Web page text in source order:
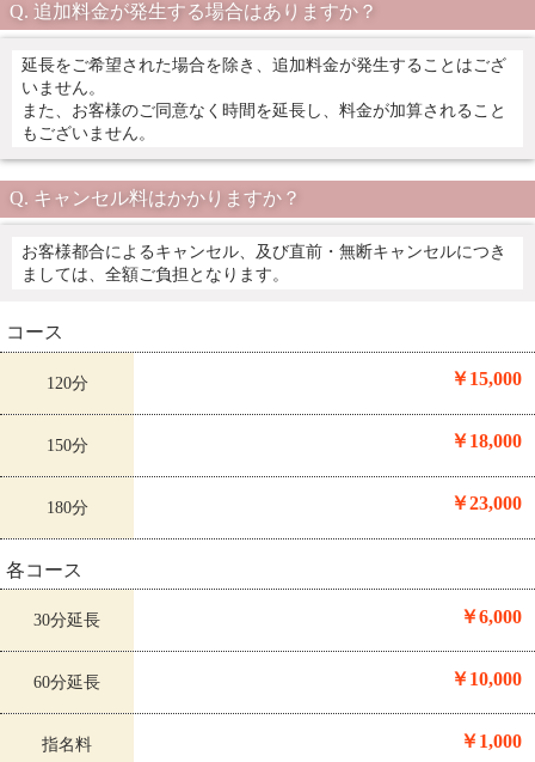
追加料金が発生する場合はありますか？
延長をご希望された場合を除き、追加料金が発生することはござ
いません。
また、お客様のご同意なく時間を延長し、料金が加算されること
もございません。
キャンセル料はかかりますか？
お客様都合によるキャンセル、及び直前・無断キャンセルにつき
ましては、全額ご負担となります。
コース
120分 ￥15,000
150分 ￥18,000
180分 ￥23,000
各コース
30分延長 ￥6,000
60分延長 ￥10,000
指名料 ￥1,000